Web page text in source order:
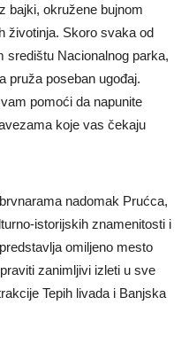
bajki, okružene bujnom
životinja. Skoro svaka od
Nacionalnog parka,
pruža poseban ugođaj.
pomoći da napunite
koje vas čekaju
nadomak Prućca,
istorijskih znamenitosti i
omiljeno mesto
zanimljivi izleti u sve
Tepih livada i Banjska